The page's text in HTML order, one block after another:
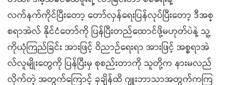
လက်နက်ကိုင်ပြီးတော့ တော်လှန်ရေးပြန်လုပ်ပြီးတော့ ဒီအစ္
စရာအဲလ် နိုင်ငံတော်ကို ပြန်ပြီးတည်ထောင်ဖို့မဟုတ်ပဲနဲ့ သူ့
ကိုယုံကြည်ခြင်း အားဖြင့် ဝိညာဉ်ရေးရာ အားဖြင့် အစ္စရာအဲ
လ်လူမျိုးတွေကို ပြန်ပြီးမှ စုစည်းတာကို သူတို့က နားမလည်
လိုက်တဲ့ အတွက်ကြောင့် ခုချိန်ထိ ဂျူးဘာသာအတွက်ကကြ